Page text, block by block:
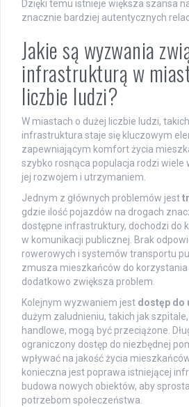
Dzięki temu istnieje większa szansa
znacznie bardziej autentycznych
Jakie są wyzwania
infrastrukturą w
liczbie ludzi?
W miastach o dużej liczbie ludzi,
infrastruktura staje się kluczowym
zapewniającym komfort życia
szybko rosnąca populacja rodzi
jej rozwojem i utrzymaniem.
Jednym z głównych problemów jest
gdzie ilość pojazdów na drogach
dostępne infrastruktury, dochodzi do
w komunikacji publicznej. Brak
rowerowych i systemów transportu
zmusza mieszkańców do
dodatkowo zwiększa problem.
Kolejnym wyzwaniem jest dostęp do
dużym zaludnieniu, takich jak
handlowe, mogą być przeciążone.
ograniczony dostęp do niezbędnej
wpływać na jakość życia
konieczna jest poprawa istniejącej
budowa nowych obiektów, aby
potrzebom społeczeństwa.